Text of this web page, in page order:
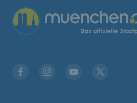
Übergreifende Links